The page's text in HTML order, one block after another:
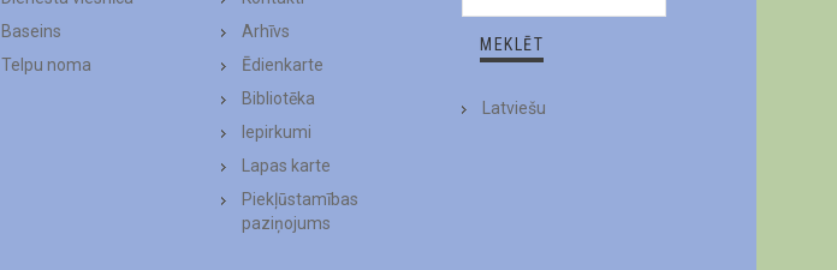
Baseins
Telpu noma
Arhīvs
Ēdienkarte
Bibliotēka
Iepirkumi
Lapas karte
Piekļūstamības
paziņojums
Latviešu